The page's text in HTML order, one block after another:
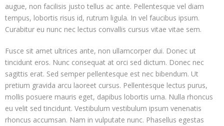
augue, non facilisis justo tellus ac ante. Pellentesque vel diam
tempus, lobortis risus id, rutrum ligula. In vel faucibus ipsum.
Curabitur eu nunc nec lectus convallis cursus vitae vitae sem.
Fusce sit amet ultrices ante, non ullamcorper dui. Donec ut
tincidunt eros. Nunc consequat at orci sed dictum. Donec nec
sagittis erat. Sed semper pellentesque est nec bibendum. Ut
pretium gravida arcu laoreet cursus. Pellentesque lectus purus,
mollis posuere mauris eget, dapibus lobortis urna. Nulla rhoncus
eu velit sed tincidunt. Vestibulum vestibulum ipsum venenatis
rhoncus accumsan. Nam in vulputate nunc. Phasellus egestas